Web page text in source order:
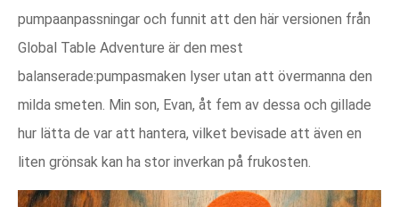
pumpaanpassningar och funnit att den här versionen från
Global Table Adventure är den mest
balanserade:pumpasmaken lyser utan att övermanna den
milda smeten. Min son, Evan, åt fem av dessa och gillade
hur lätta de var att hantera, vilket bevisade att även en
liten grönsak kan ha stor inverkan på frukosten.